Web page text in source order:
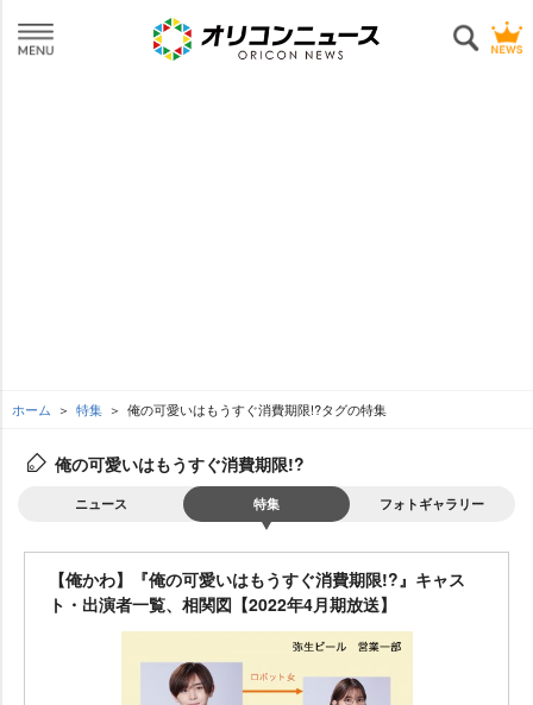
ホーム 特集 俺の可愛いはもうすぐ消費期限!?タグの特集
俺の可愛いはもうすぐ消費期限!?
ニュース 特集 フォトギャラリー
【俺かわ】『俺の可愛いはもうすぐ消費期限!?』キャス
ト・出演者一覧、相関図【2022年4月期放送】